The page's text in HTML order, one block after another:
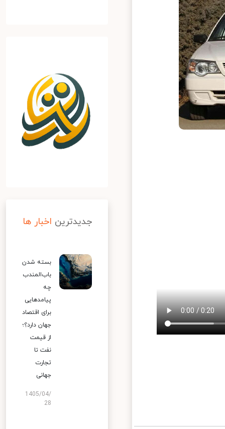
جدیدترین اخبار ها
بسته شدن
باب‌المندب
چه
پیامدهایی
برای اقتصاد
جهان دارد؟؛
از قیمت
نفت تا
تجارت
جهانی
1405/04/
28